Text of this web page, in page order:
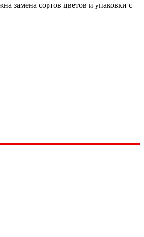
замена сортов цветов и упаковки с